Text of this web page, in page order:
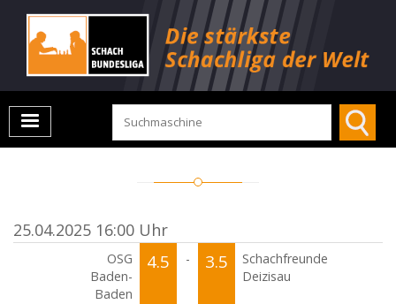
25.04.2025 16:00 Uhr
OSG
Baden-
Baden
4.5 - 3.5
Schachfreunde
Deizisau